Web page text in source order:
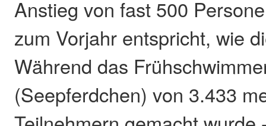
Anstieg von fast 500
zum Vorjahr entspricht, wie
Während das
(Seepferdchen) von 3.433